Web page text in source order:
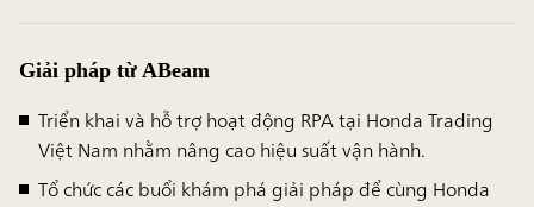
Giải pháp từ ABeam
Triển khai và hỗ trợ hoạt động RPA tại Honda Trading
Việt Nam nhằm nâng cao hiệu suất vận hành.
Tổ chức các buổi khám phá giải pháp để cùng Honda